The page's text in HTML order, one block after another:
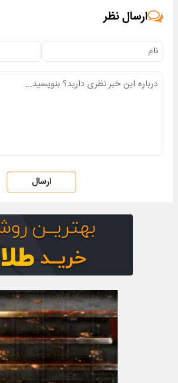
ارسال نظر
ارسال